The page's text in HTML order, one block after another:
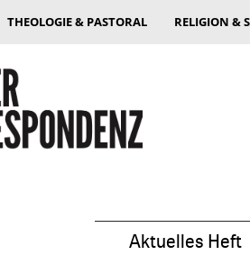
THEOLOGIE & PASTORAL RELIGION &
Aktuelles Heft